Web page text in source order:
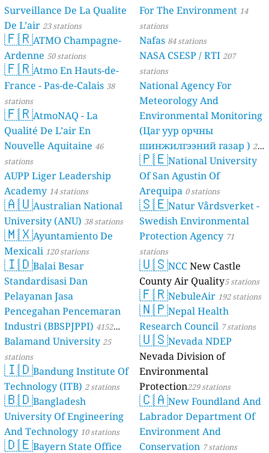
Surveillance De La Qualite
De L’air 23 stations
🇫🇷ATMO Champagne-
Ardenne 50 stations
🇫🇷Atmo En Hauts-de-
France - Pas-de-Calais 38
stations
🇫🇷AtmoNAQ - La
Qualité De L’air En
Nouvelle Aquitaine 46
stations
AUPP Liger Leadership
Academy 14 stations
🇦🇺Australian National
University (ANU) 38 stations
🇲🇽Ayuntamiento De
Mexicali 120 stations
🇮🇩Balai Besar
Standardisasi Dan
Pelayanan Jasa
Pencegahan Pencemaran
Industri (BBSPJPPI) 4152
stations
Balamand University25
stations
🇮🇩Bandung Institute Of
Technology (ITB) 2 stations
🇧🇩Bangladesh
University Of Engineering
And Technology 10 stations
🇩🇪Bayern State Office
For The Environment 14
stations
Nafas 84 stations
NASA CSESP / RTI 207
stations
National Agency For
Meteorology And
Environmental Monitoring
(Цаг уур орчны
шинжилгээний газар ) 21
stations
🇵🇪National University
Of San Agustin Of
Arequipa 0 stations
🇸🇪Natur Vårdsverket -
Swedish Environmental
Protection Agency 71
stations
🇺🇸NCCNew Castle
County Air Quality5 stations
🇫🇷NebuleAir 192 stations
🇳🇵Nepal Health
Research Council 7 stations
🇺🇸Nevada NDEP
Nevada Division of
Environmental
Protection229 stations
🇨🇦New Foundland And
Labrador Department Of
Environment And
Conservation 7 stations